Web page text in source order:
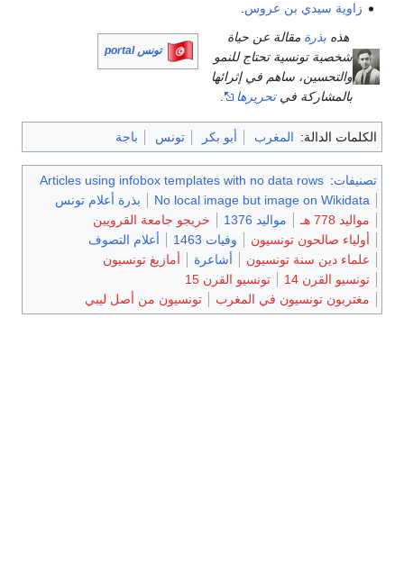
زاوية سيدي بن عروس.
هذه بذرة مقالة عن حياة
شخصية تونسية تحتاج للنمو
والتحسين، ساهم في إثرائها
بالمشاركة فيتحريرها .
تونس portal
الكلمات الدالة: المغرب أبو بكر تونس باجة
تصنيفات:
Articles using infobox templates with no data rows
No local image but image on Wikidata
بذرة أعلام تونس
مواليد 778 هـ
مواليد 1376
خريجو جامعة القرويين
أولياء صالحون تونسيون
وفيات 1463
أعلام التصوف
علماء دين سنة تونسيون
أشاعرة
أمازيغ تونسيون
تونسيو القرن 14
تونسيو القرن 15
مغتربون تونسيون في المغرب
تونسيون من أصل ليبي